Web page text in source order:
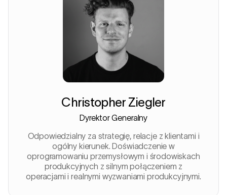
Christopher Ziegler
Dyrektor Generalny
Odpowiedzialny za strategię, relacje z klientami i
ogólny kierunek. Doświadczenie w
oprogramowaniu przemysłowym i środowiskach
produkcyjnych z silnym połączeniem z
operacjami i realnymi wyzwaniami produkcyjnymi.